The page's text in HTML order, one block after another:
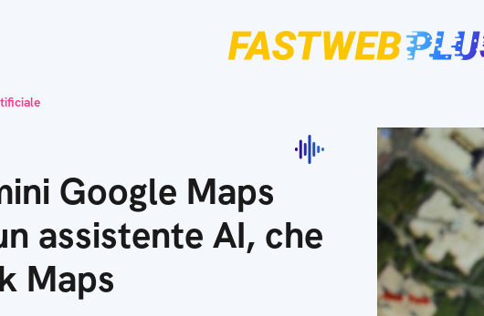
Google Maps
assistente AI, che
Maps